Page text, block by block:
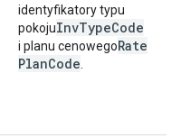
identyfikatory typu
pokojuInvTypeCode
i planu cenowegoRate
PlanCode